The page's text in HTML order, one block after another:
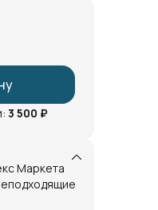
3 500 ₽
Маркета